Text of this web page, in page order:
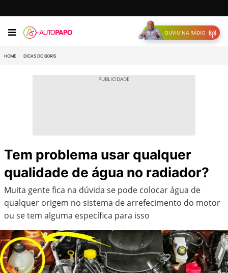
OUVIU NA RÁDIO
HOME DICAS DO BORIS
Tem problema usar qualquer
qualidade de água no radiador?
Muita gente fica na dúvida se pode colocar água de
qualquer origem no sistema de arrefecimento do motor
ou se tem alguma específica para isso